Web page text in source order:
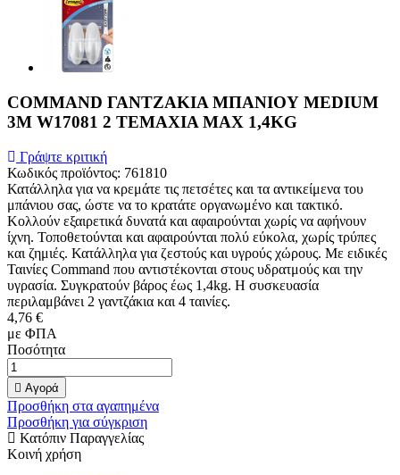
COMMAND ΓΑΝΤΖΑΚΙΑ ΜΠΑΝΙΟΥ MEDIUM
3Μ W17081 2 ΤΕΜΑΧΙΑ MAX 1,4KG
Γράψτε κριτική
Κωδικός προϊόντος: 761810
Κατάλληλα για να κρεμάτε τις πετσέτες και τα αντικείμενα του
μπάνιου σας, ώστε να το κρατάτε οργανωμένο και τακτικό.
Κολλούν εξαιρετικά δυνατά και αφαιρούνται χωρίς να αφήνουν
ίχνη. Τοποθετούνται και αφαιρούνται πολύ εύκολα, χωρίς τρύπες
και ζημιές. Κατάλληλα για ζεστούς και υγρούς χώρους. Με ειδικές
Ταινίες Command που αντιστέκονται στους υδρατμούς και την
υγρασία. Συγκρατούν βάρος έως 1,4kg. Η συσκευασία
περιλαμβάνει 2 γαντζάκια και 4 ταινίες.
4,76 €
με ΦΠΑ
Ποσότητα
 Αγορά
Προσθήκη στα αγαπημένα
Προσθήκη για σύγκριση
Κατόπιν Παραγγελίας
Κοινή χρήση